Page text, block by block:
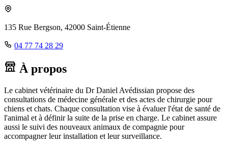
135 Rue Bergson, 42000 Saint-Étienne
04 77 74 28 29
À propos
Le cabinet vétérinaire du Dr Daniel Avédissian propose des
consultations de médecine générale et des actes de chirurgie pour
chiens et chats. Chaque consultation vise à évaluer l'état de santé de
l'animal et à définir la suite de la prise en charge. Le cabinet assure
aussi le suivi des nouveaux animaux de compagnie pour
accompagner leur installation et leur surveillance.